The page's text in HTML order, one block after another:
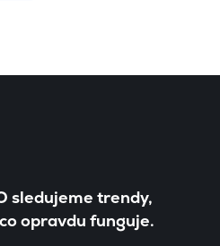
sledujeme trendy,
opravdu funguje.